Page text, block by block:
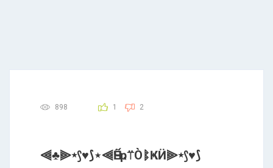
898 1 2
⫷♣️⫸⋆⟆♥️⟆⋆⫷ӴẾҏ⍡ÒᛔҜӤ⫸⋆⟆♥️⟆